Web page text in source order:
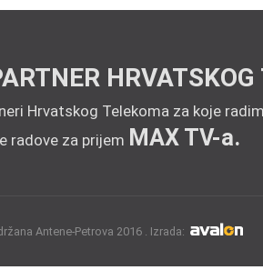
Hrvatskog Telekoma za koje
radove za prijem MAX TV-a.
Antene-Petrova 2016 . Izrada: